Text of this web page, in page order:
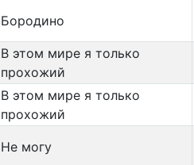
Бородино
В этом мире я только
прохожий
В этом мире я только
прохожий
Не могу